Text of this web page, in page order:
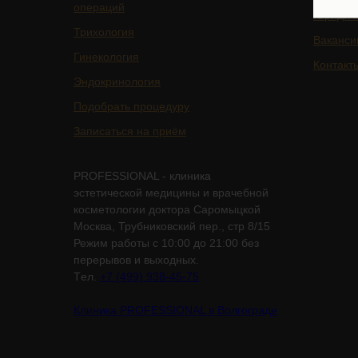
операций
Трихология
Гинекология
Эндокринология
Подобрать процедуру
Записаться на приём
PROFESSIONAL - клиника
эстетической медицины и врачебной
косметологии доктора Саромыцкой
Москва, Трубниковский пер., стр 8/15
Режим работы с 10:00 до 21:00 без
перерывов и выходных.
Tел. +7 (499) 938-45-75
Клиника PROFESSIONAL в Волгограде